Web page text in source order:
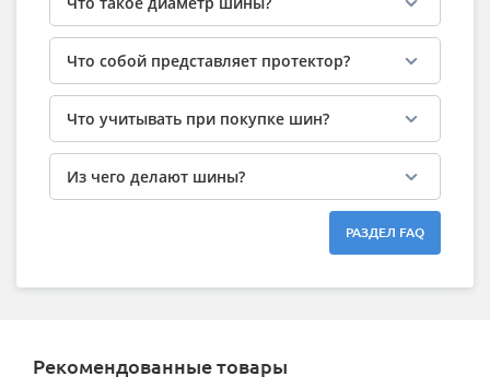
Что собой представляет протектор?
Что учитывать при покупке шин?
Из чего делают шины?
РАЗДЕЛ FAQ
Рекомендованные товары